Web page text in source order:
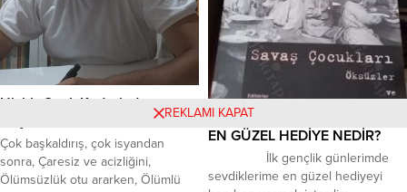
Hiçbir Canlı Kaderinden
Çok başkaldırış, çok isyandan
sonra, Çaresiz ve acizliğini,
Ölümsüzlük otu ararken, Ölümlü
EN GÜZEL HEDİYE NEDİR?
İlk gençlik günlerimde
sevdiklerime en güzel hediyeyi
REKLAMI KAPAT